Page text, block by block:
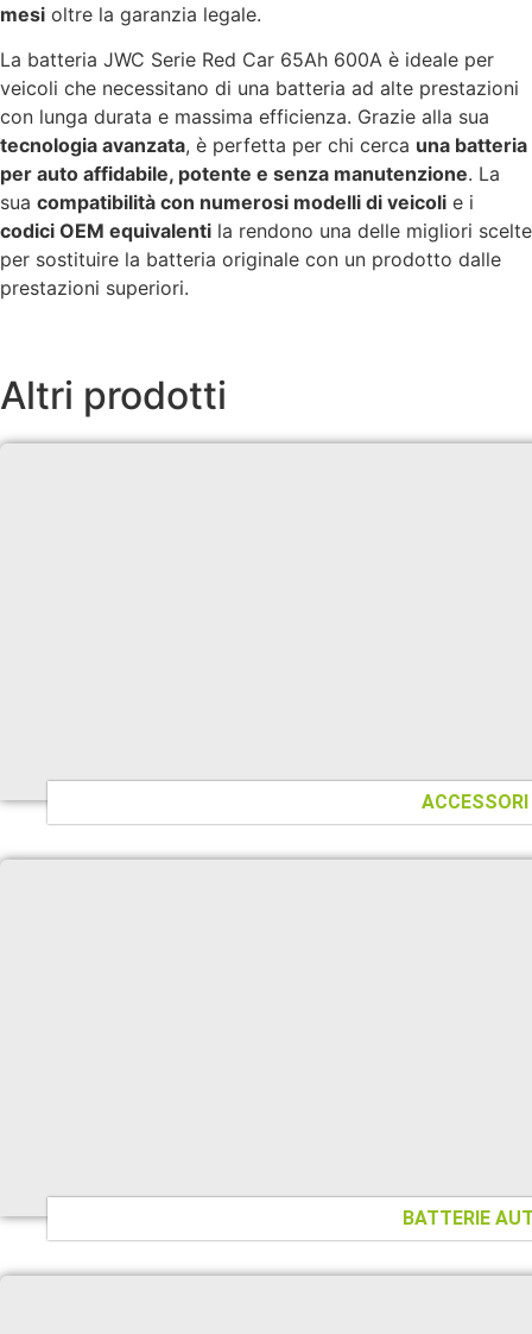
mesi oltre la garanzia legale.
La batteria JWC Serie Red Car 65Ah 600A è ideale per
veicoli che necessitano di una batteria ad alte prestazioni
con lunga durata e massima efficienza. Grazie alla sua
tecnologia avanzata, è perfetta per chi cerca una batteria
per auto affidabile, potente e senza manutenzione. La
sua compatibilità con numerosi modelli di veicoli e i
codici OEM equivalenti la rendono una delle migliori scelte
per sostituire la batteria originale con un prodotto dalle
prestazioni superiori.
Altri prodotti
ACCESSORI
BATTERIE